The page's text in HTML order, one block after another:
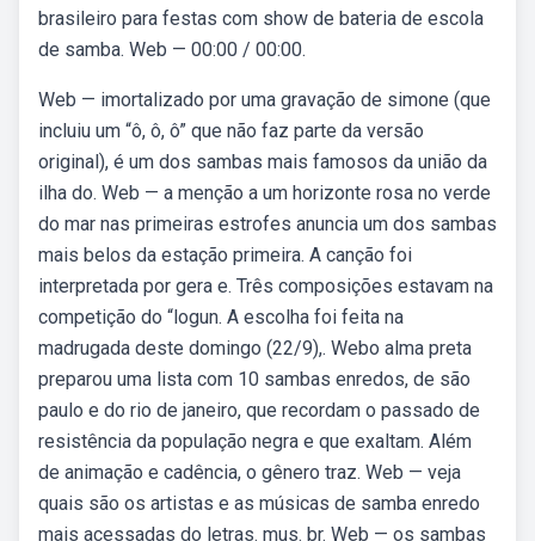
brasileiro para festas com show de bateria de escola
de samba. Web — 00:00 / 00:00.
Web — imortalizado por uma gravação de simone (que
incluiu um “ô, ô, ô” que não faz parte da versão
original), é um dos sambas mais famosos da união da
ilha do. Web — a menção a um horizonte rosa no verde
do mar nas primeiras estrofes anuncia um dos sambas
mais belos da estação primeira. A canção foi
interpretada por gera e. Três composições estavam na
competição do “logun. A escolha foi feita na
madrugada deste domingo (22/9),. Webo alma preta
preparou uma lista com 10 sambas enredos, de são
paulo e do rio de janeiro, que recordam o passado de
resistência da população negra e que exaltam. Além
de animação e cadência, o gênero traz. Web — veja
quais são os artistas e as músicas de samba enredo
mais acessadas do letras. mus. br. Web — os sambas